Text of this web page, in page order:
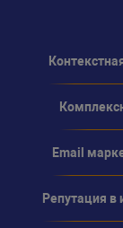
Email
Репутация в